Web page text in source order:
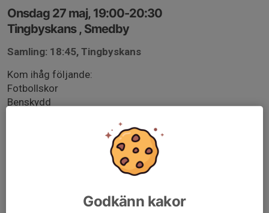
Onsdag 27 maj, 19:00-20:30
Tingbyskans , Smedby
Samling: 18:45, Tingbyskans
Kom ihåg följande:
Fotbollskor
Benskydd
Kläder efter väder ... gärna lager på lager (om det är kallt
Se till att ha ätit något innan så ni inte tränar på tom
Godkänn kakor